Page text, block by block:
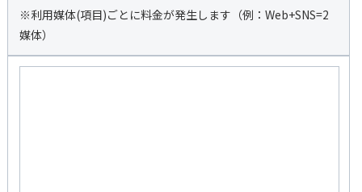
※利用媒体(項目)ごとに料金が発生します（例：Web+SNS=2
媒体）